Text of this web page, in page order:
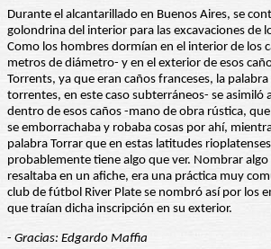
Durante el alcantarillado en Buenos Aires, se
golondrina del interior para las excavaciones de
Como los hombres dormían en el interior de los
metros de diámetro- y en el exterior de esos
Torrents, ya que eran caños franceses, la
torrentes, en este caso subterráneos- se asimiló
dentro de esos caños -mano de obra rústica,
se emborrachaba y robaba cosas por ahí,
palabra Torrar que en estas latitudes
probablemente tiene algo que ver. Nombrar
resaltaba en un afiche, era una práctica muy
club de fútbol River Plate se nombró así por los
que traían dicha inscripción en su exterior.
- Gracias: Edgardo Maffia